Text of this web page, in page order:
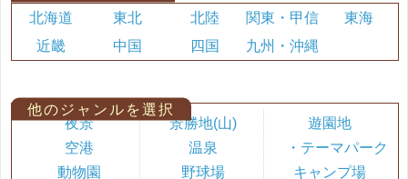
北海道
東北 北陸 関東・甲信
東海
近畿
中国 四国 九州・沖縄
他のジャンルを選択
夜景
空港
動物園
景勝地(山)
温泉
野球場
遊園地
・テーマパーク
キャンプ場